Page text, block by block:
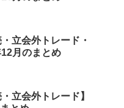
・立会外トレード・
12月のまとめ
立会外トレード】